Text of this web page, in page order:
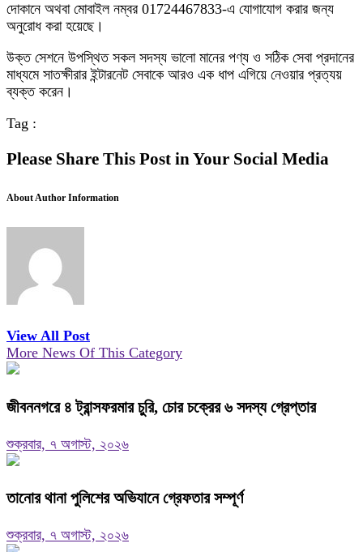
দোকানে অথবা মোবাইল নম্বর 01724467833-এ যোগাযোগ করার জন্য
অনুরোধ করা হয়েছে।
উক্ত সেশনে উপস্থিত সকল সদস্য ভালো মানের পণ্য ও সঠিক সেবা প্রদানের
মাধ্যমে সাতক্ষীরার ইন্টারনেট সেবাকে আরও এক ধাপ এগিয়ে নেওয়ার প্রত্যয়
ব্যক্ত করেন।
Tag :
Please Share This Post in Your Social Media
About Author Information
View All Post
More News Of This Category
জীবননগরে ৪ ট্রান্সফরমার চুরি, চোর চক্রের ৬ সদস্য গ্রেপ্তার
শুক্রবার, ৭ অগাস্ট, ২০২৬
তানোর থানা পুলিশের অভিযানে গ্রেফতার সম্পূর্ণ
শুক্রবার, ৭ অগাস্ট, ২০২৬